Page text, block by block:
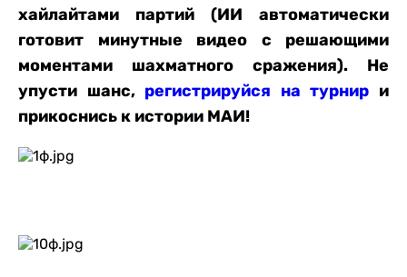
хайлайтами партий (ИИ автоматически
готовит минутные видео с решающими
моментами шахматного сражения). Не
упусти шанс, регистрируйся на турнир и
прикоснись к истории МАИ!